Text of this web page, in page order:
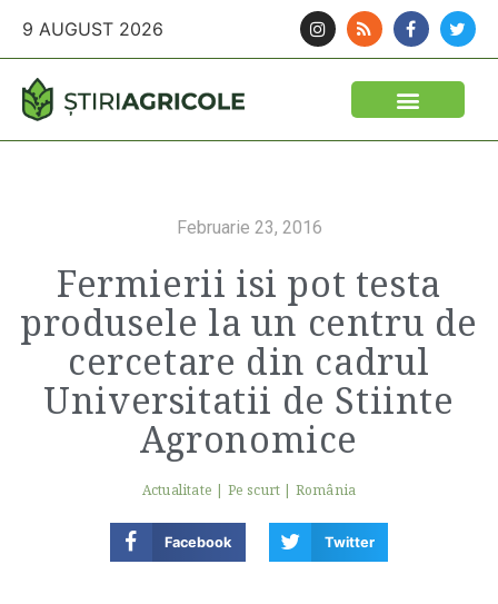
9 AUGUST 2026
Februarie 23, 2016
Fermierii isi pot testa
produsele la un centru de
cercetare din cadrul
Universitatii de Stiinte
Agronomice
Actualitate | Pe scurt | România
Facebook Twitter